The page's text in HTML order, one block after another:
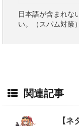
日本語が含まれな
い。（スパム対策）
関連記事
【